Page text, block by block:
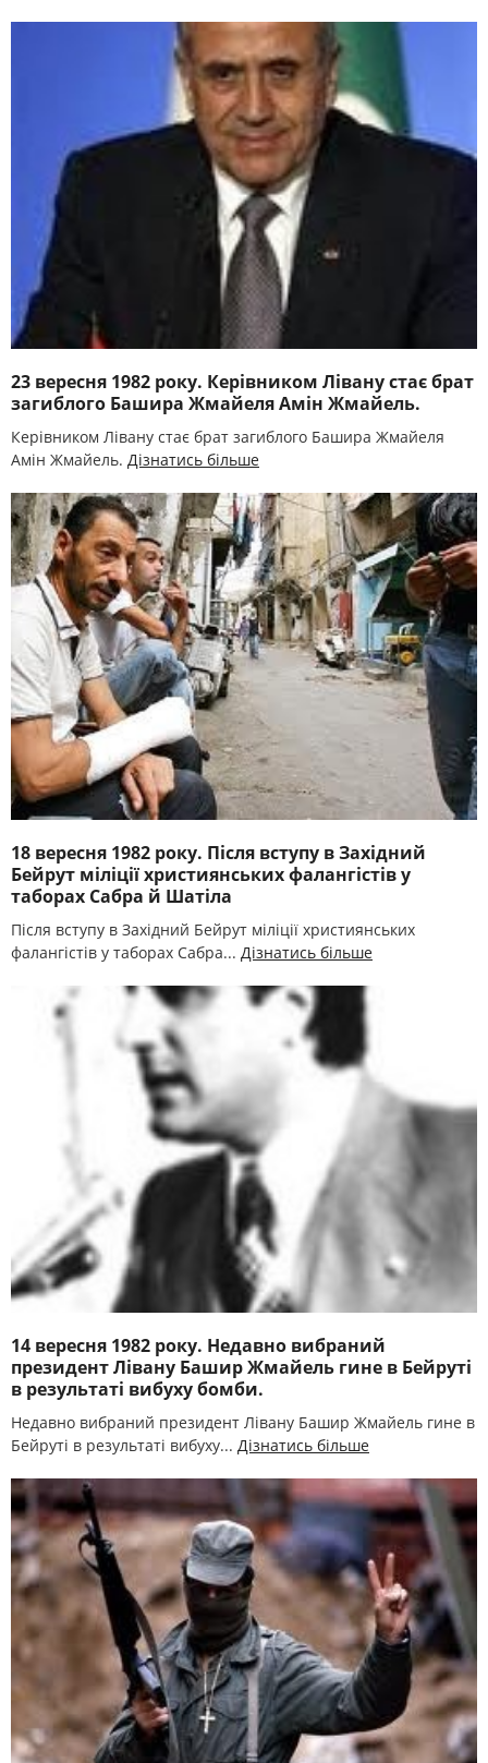
23 вересня 1982 року. Керівником Лівану стає брат
загиблого Башира Жмайеля Амін Жмайель.
Керівником Лівану стає брат загиблого Башира Жмайеля
Амін Жмайель. Дізнатись більше
18 вересня 1982 року. Після вступу в Західний
Бейрут міліції християнських фалангістів у
таборах Сабра й Шатіла
Після вступу в Західний Бейрут міліції християнських
фалангістів у таборах Сабра... Дізнатись більше
14 вересня 1982 року. Недавно вибраний
президент Лівану Башир Жмайель гине в Бейруті
в результаті вибуху бомби.
Недавно вибраний президент Лівану Башир Жмайель гине в
Бейруті в результаті вибуху... Дізнатись більше